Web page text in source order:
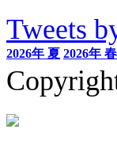
Tweets
2026年 夏 2026年 春